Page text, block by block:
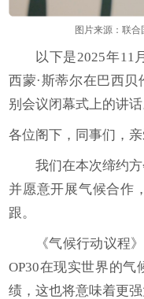
图片来源：联合
以下是2025年11
西蒙·斯蒂尔在巴西贝
别会议闭幕式上的讲话
各位阁下，同事们，亲
我们在本次缔约
并愿意开展气候合作
跟。
《气候行动议程
OP30在现实世界的
绩，这也将意味着更